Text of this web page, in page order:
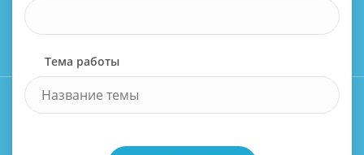
Тема работы